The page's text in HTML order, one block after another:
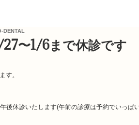
DENTAL
〜1/6まで休診です
す。
後休診いたします(午前の診療は予約でいっぱ